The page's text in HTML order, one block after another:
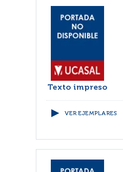
Texto impreso
VER EJEMPLARES